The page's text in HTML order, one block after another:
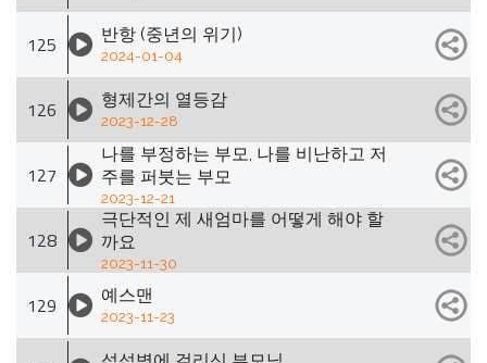
125 반항 (중년의 위기)
2024-01-04
126 형제간의 열등감
2023-12-28
127
나를 부정하는 부모, 나를 비난하고 저
주를 퍼붓는 부모
2023-12-21
128
극단적인 제 새엄마를 어떻게 해야 할
까요
2023-11-30
129 예스맨
2023-11-23